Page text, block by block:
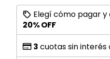
Elegí cómo pagar
20% OFF
3 cuotas sin interés